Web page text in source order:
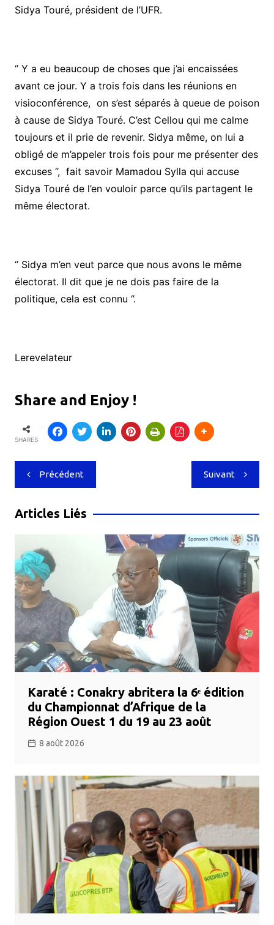
Sidya Touré, président de l’UFR.
‘’ Y a eu beaucoup de choses que j’ai encaissées
avant ce jour. Y a trois fois dans les réunions en
visioconférence, on s’est séparés à queue de poison
à cause de Sidya Touré. C’est Cellou qui me calme
toujours et il prie de revenir. Sidya même, on lui a
obligé de m’appeler trois fois pour me présenter des
excuses ‘’, fait savoir Mamadou Sylla qui accuse
Sidya Touré de l’en vouloir parce qu’ils partagent le
même électorat.
‘’ Sidya m’en veut parce que nous avons le même
électorat. Il dit que je ne dois pas faire de la
politique, cela est connu ‘’.
Lerevelateur
Share and Enjoy !
SHARES
Navigation
de
l’article
Précédent Suivant
Articles Liés
Karaté : Conakry abritera la 6ᵉ édition
du Championnat d’Afrique de la
Région Ouest 1 du 19 au 23 août
8 août 2026